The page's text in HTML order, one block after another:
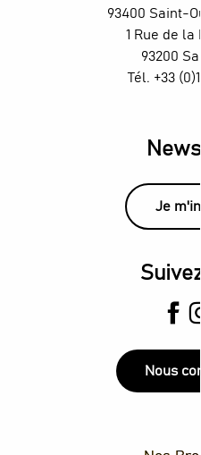
93400 Saint-
1 Rue de la
93200
Tél. +33
Je
Nous